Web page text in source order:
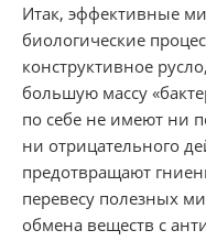
Итак, эффективные
биологические
конструктивное
большую массу
по себе не имеют ни
ни отрицательного
предотвращают
перевесу полезных
обмена веществ с